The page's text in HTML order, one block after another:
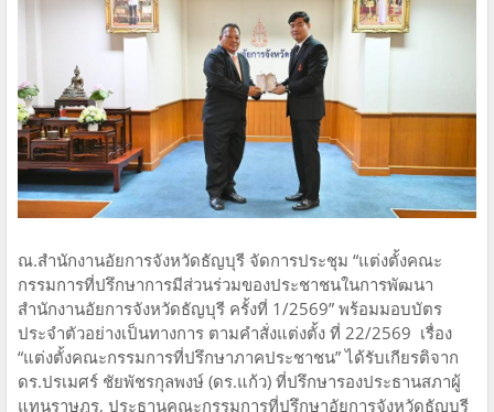
ณ.สำนักงานอัยการจังหวัดธัญบุรี จัดการประชุม “แต่งตั้งคณะ
กรรมการที่ปรึกษาการมีส่วนร่วมของประชาชนในการพัฒนา
สำนักงานอัยการจังหวัดธัญบุรี ครั้งที่ 1/2569” พร้อมมอบบัตร
ประจำตัวอย่างเป็นทางการ ตามคำสั่งแต่งตั้ง ที่ 22/2569 เรื่อง
“แต่งตั้งคณะกรรมการที่ปรึกษาภาคประชาชน” ได้รับเกียรติจาก
ดร.ปรเมศร์ ชัยพัชรกุลพงษ์ (ดร.แก้ว) ที่ปรึกษารองประธานสภาผู้
แทนราษฎร, ประธานคณะกรรมการที่ปรึกษาอัยการจังหวัดธัญบุรี